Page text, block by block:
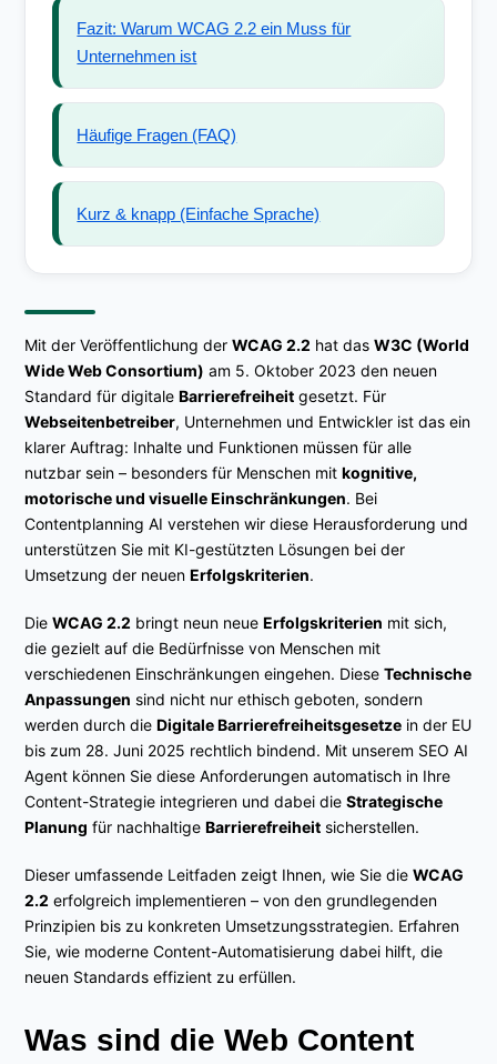
Fazit: Warum WCAG 2.2 ein Muss für
Unternehmen ist
Häufige Fragen (FAQ)
Kurz & knapp (Einfache Sprache)
Mit der Veröffentlichung derWCAG 2.2 hat dasW3C (World
Wide Web Consortium) am 5. Oktober 2023 den neuen
Standard für digitaleBarrierefreiheit gesetzt. Für
Webseitenbetreiber, Unternehmen und Entwickler ist das ein
klarer Auftrag: Inhalte und Funktionen müssen für alle
nutzbar sein – besonders für Menschen mitkognitive,
motorische und visuelle Einschränkungen. Bei
Contentplanning AI verstehen wir diese Herausforderung und
unterstützen Sie mit KI-gestützten Lösungen bei der
Umsetzung der neuenErfolgskriterien.
DieWCAG 2.2 bringt neun neueErfolgskriterien mit sich,
die gezielt auf die Bedürfnisse von Menschen mit
verschiedenen Einschränkungen eingehen. DieseTechnische
Anpassungen sind nicht nur ethisch geboten, sondern
werden durch dieDigitale Barrierefreiheitsgesetze in der EU
bis zum 28. Juni 2025 rechtlich bindend. Mit unserem SEO AI
Agent können Sie diese Anforderungen automatisch in Ihre
Content-Strategie integrieren und dabei dieStrategische
Planung für nachhaltigeBarrierefreiheit sicherstellen.
Dieser umfassende Leitfaden zeigt Ihnen, wie Sie dieWCAG
2.2 erfolgreich implementieren – von den grundlegenden
Prinzipien bis zu konkreten Umsetzungsstrategien. Erfahren
Sie, wie moderne Content-Automatisierung dabei hilft, die
neuen Standards effizient zu erfüllen.
Was sind die Web Content